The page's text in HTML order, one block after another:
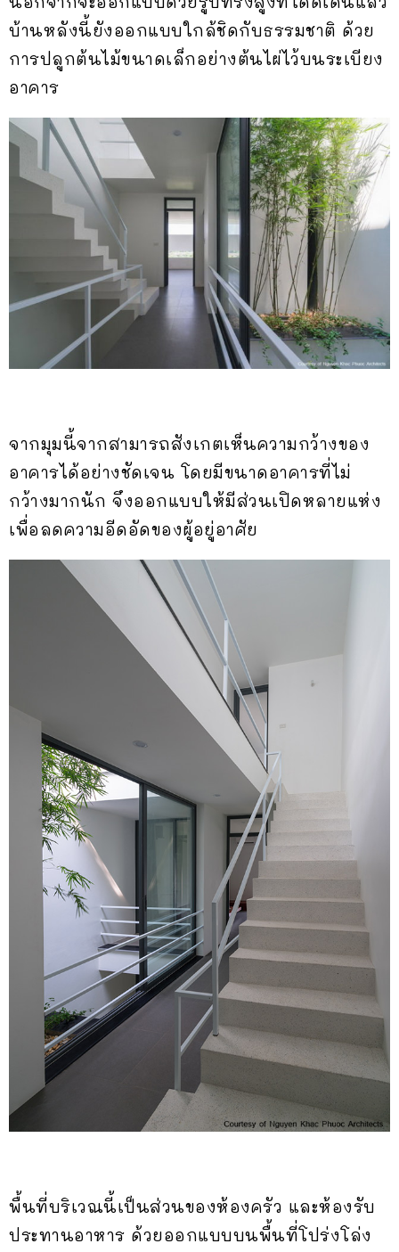
บ้านหลังนี้ยังออกแบบใกล้ชิดกับธรรมชาติ ด้วย
การปลูกต้นไม้ขนาดเล็กอย่างต้นไผ่ไว้บนระเบียง
อาคาร
จากมุมนี้จากสามารถสังเกตเห็นความกว้างของ
อาคารได้อย่างชัดเจน โดยมีขนาดอาคารที่ไม่
กว้างมากนัก จึงออกแบบให้มีส่วนเปิดหลายแห่ง
เพื่อลดความอีดอัดของผู้อยู่อาศัย
พื้นที่บริเวณนี้เป็นส่วนของห้องครัว และห้องรับ
ประทานอาหาร ด้วยออกแบบบนพื้นที่โปร่งโล่ง